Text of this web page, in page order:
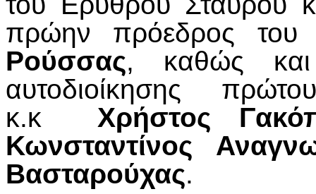
πρώην πρόεδρος
Ρούσσας, καθώς και
αυτοδιοίκησης
κ.κ Χρήστος
Κωνσταντίνος
Βασταρούχας.